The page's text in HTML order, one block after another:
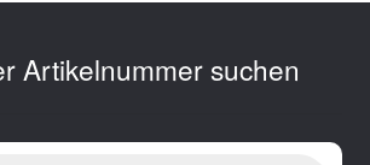
Artikelnummer suchen